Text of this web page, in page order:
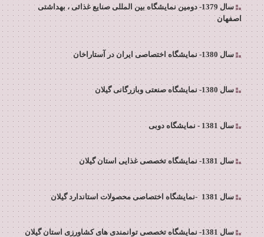
سال 1379- دومین نمایشگاه بین المللی صنایع غذائی ، بهداشتی
اصفهان
سال 1380- نمایشگاه اختصاصی ایران در آستاراخان
سال 1380- نمایشگاه صنعتی وبازرگانی گیلان
سال 1381 - نمایشگاه دوبی
سال 1381- نمایشگاه تخصصی غذايى استان گیلان
سال 1381 -نمایشگاه اختصاصی محصولات استاندارد گیلان
سال 1381- نمایشگاه تخصصی توانمندی های کشاورزی استان گیلان